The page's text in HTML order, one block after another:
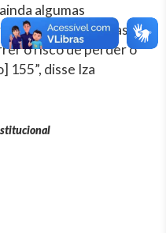
algumas
e algumas pessoas
o risco de perder o
disse Iza